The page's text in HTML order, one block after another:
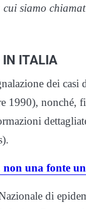
cui siamo
IN ITALIA
dei
1990), nonché,
non una fonte
di